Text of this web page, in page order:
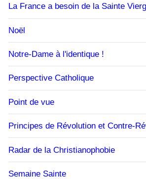
La France a besoin de la Sainte
Noël
Notre-Dame à l'identique !
Perspective Catholique
Point de vue
Principes de Révolution et Contre-
Radar de la Christianophobie
Semaine Sainte